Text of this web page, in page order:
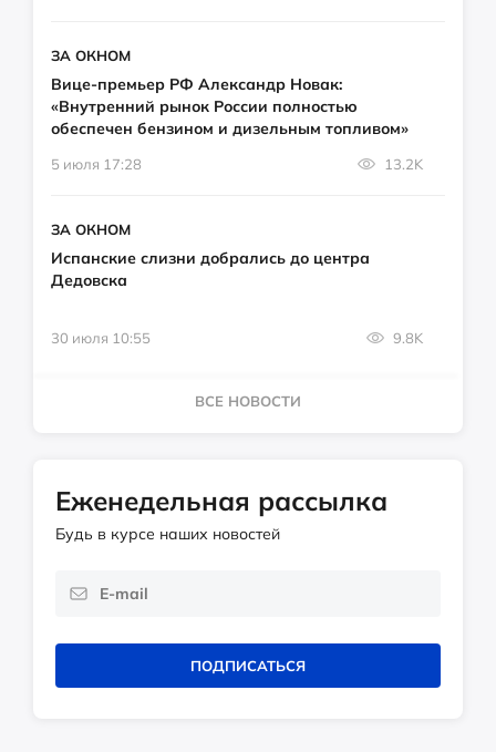
ЗА ОКНОМ
Вице-премьер РФ Александр Новак:
«Внутренний рынок России полностью
обеспечен бензином и дизельным топливом»
5 июля 17:28 13.2K
ЗА ОКНОМ
Испанские слизни добрались до центра
Дедовска
30 июля 10:55 9.8K
ВСЕ НОВОСТИ
Еженедельная рассылка
Будь в курсе наших новостей
ПОДПИСАТЬСЯ